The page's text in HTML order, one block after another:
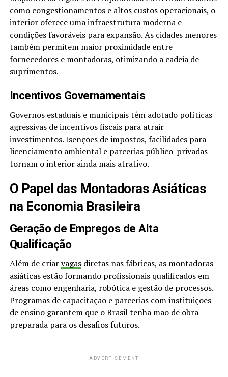
como congestionamentos e altos custos operacionais, o
interior oferece uma infraestrutura moderna e
condições favoráveis para expansão. As cidades menores
também permitem maior proximidade entre
fornecedores e montadoras, otimizando a cadeia de
suprimentos.
Incentivos Governamentais
Governos estaduais e municipais têm adotado políticas
agressivas de incentivos fiscais para atrair
investimentos. Isenções de impostos, facilidades para
licenciamento ambiental e parcerias público-privadas
tornam o interior ainda mais atrativo.
O Papel das Montadoras Asiáticas
na Economia Brasileira
Geração de Empregos de Alta
Qualificação
Além de criarvagasdiretas nas fábricas, as montadoras
asiáticas estão formando profissionais qualificados em
áreas como engenharia, robótica e gestão de processos.
Programas de capacitação e parcerias com instituições
de ensino garantem que o Brasil tenha mão de obra
preparada para os desafios futuros.
ADVERTISEMENT